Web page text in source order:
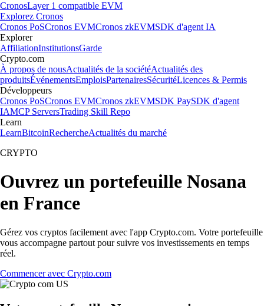
CronosLayer 1 compatible EVM
Explorez Cronos
Cronos PoSCronos EVMCronos zkEVMSDK d'agent IA
Explorer
AffiliationInstitutionsGarde
Crypto.com
À propos de nousActualités de la sociétéActualités des
produitsÉvénementsEmploisPartenairesSécuritéLicences & Permis
Développeurs
Cronos PoSCronos EVMCronos zkEVMSDK PaySDK d'agent
IAMCP ServersTrading Skill Repo
Learn
LearnBitcoinRechercheActualités du marché
CRYPTO
Ouvrez un portefeuille Nosana
en France
Gérez vos cryptos facilement avec l'app Crypto.com. Votre portefeuille
vous accompagne partout pour suivre vos investissements en temps
réel.
Commencer avec Crypto.com